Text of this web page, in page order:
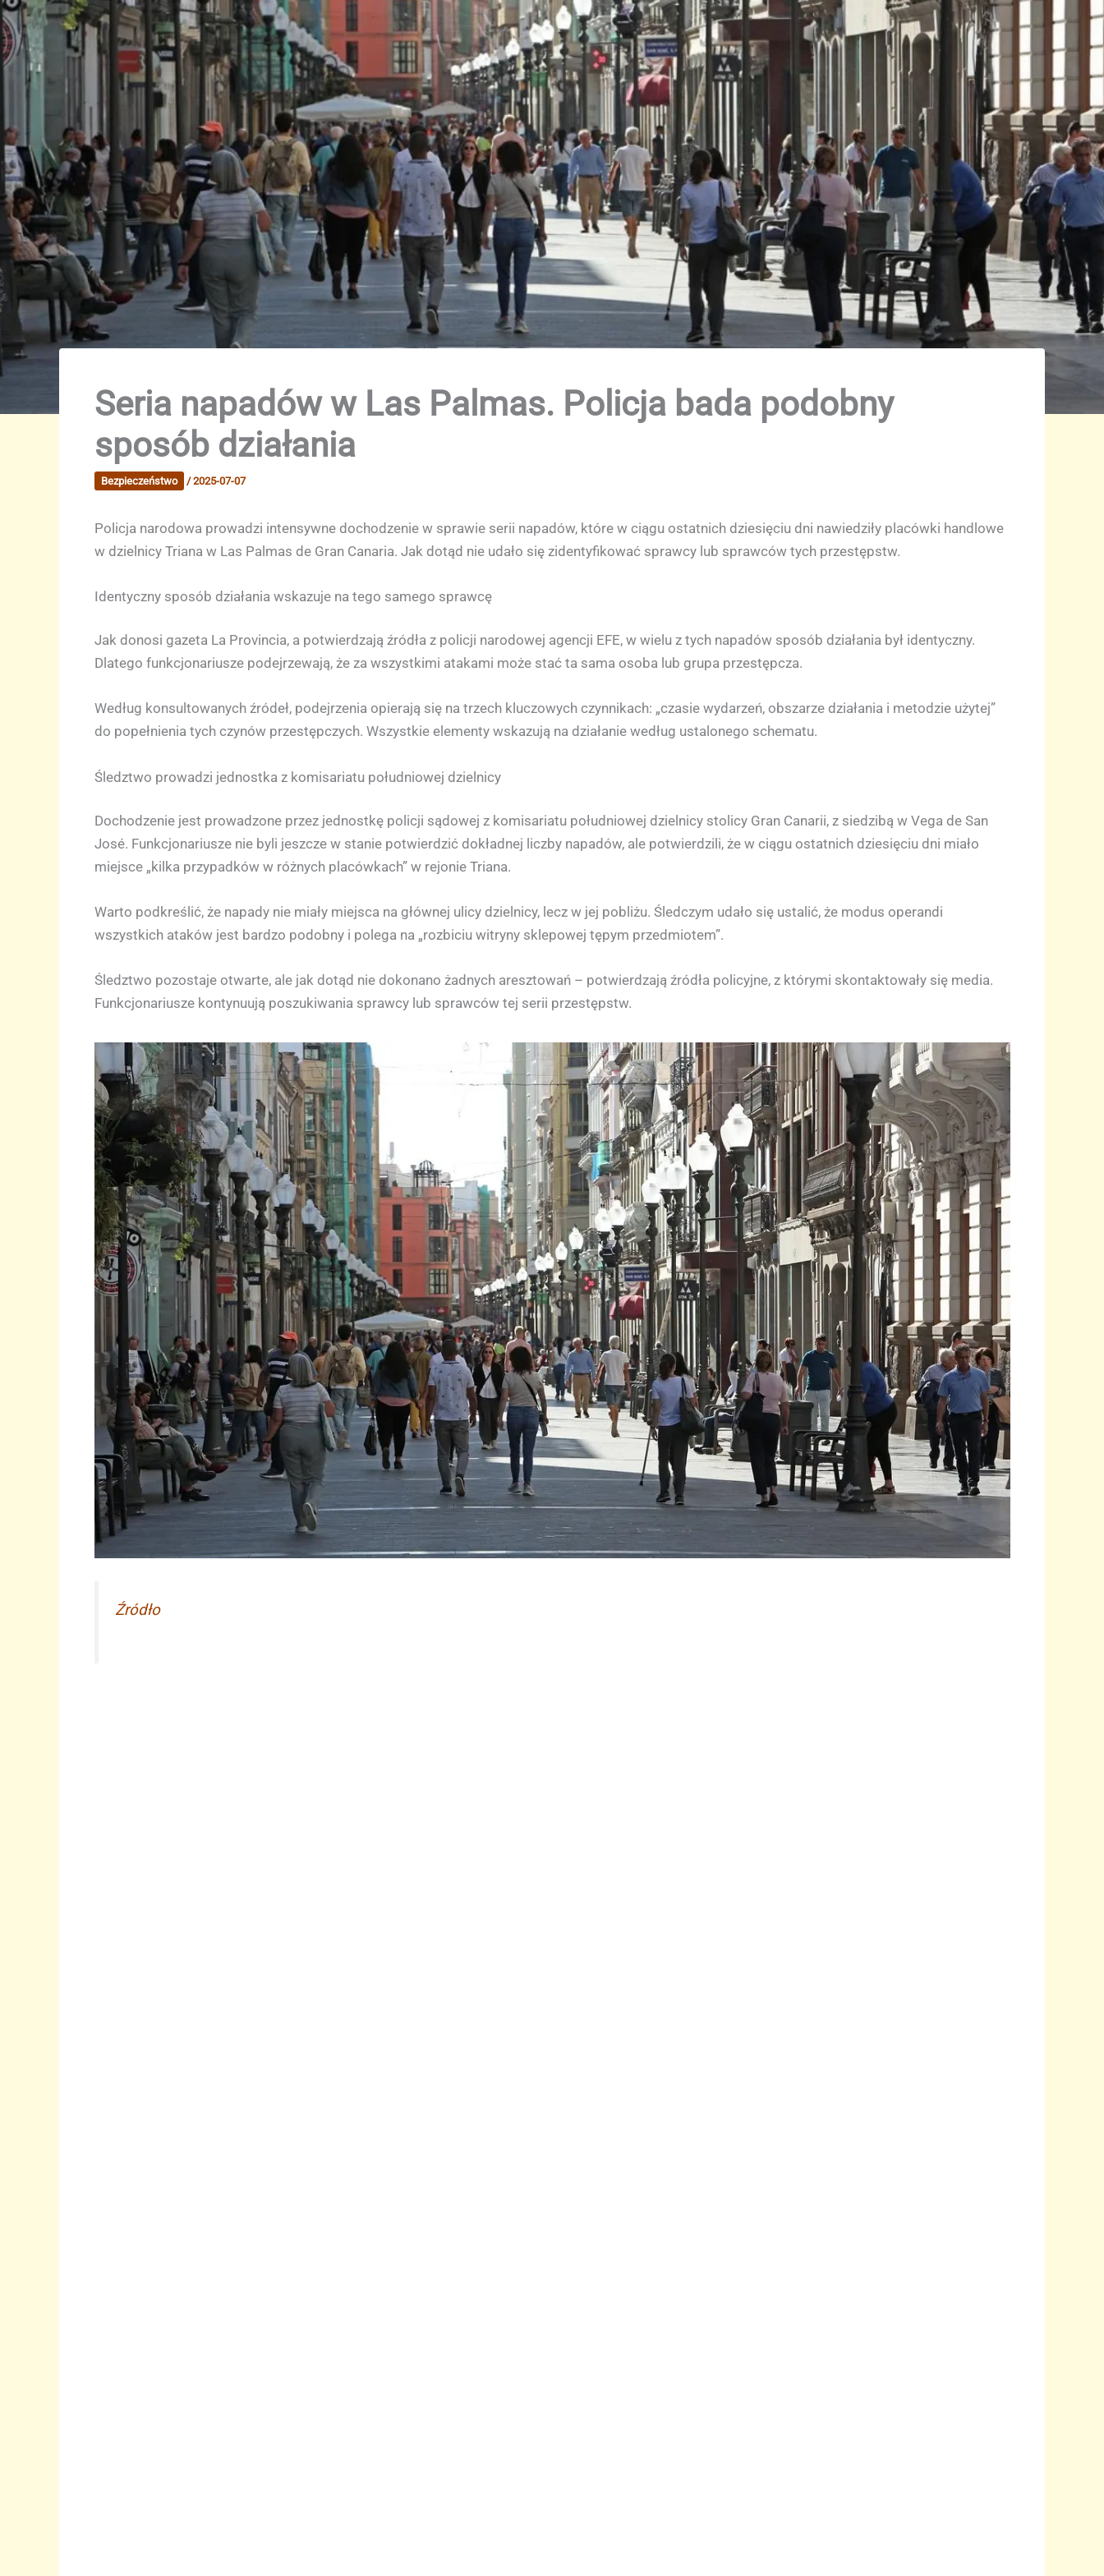
Seria napadów w Las Palmas. Policja bada podobny
sposób działania
Bezpieczeństwo /2025-07-07
Policja narodowa prowadzi intensywne dochodzenie w sprawie serii napadów, które w ciągu ostatnich dziesięciu dni nawiedziły placówki handlowe
w dzielnicy Triana w Las Palmas de Gran Canaria. Jak dotąd nie udało się zidentyfikować sprawcy lub sprawców tych przestępstw.
Identyczny sposób działania wskazuje na tego samego sprawcę
Jak donosi gazeta La Provincia, a potwierdzają źródła z policji narodowej agencji EFE, w wielu z tych napadów sposób działania był identyczny.
Dlatego funkcjonariusze podejrzewają, że za wszystkimi atakami może stać ta sama osoba lub grupa przestępcza.
Według konsultowanych źródeł, podejrzenia opierają się na trzech kluczowych czynnikach: „czasie wydarzeń, obszarze działania i metodzie użytej”
do popełnienia tych czynów przestępczych. Wszystkie elementy wskazują na działanie według ustalonego schematu.
Śledztwo prowadzi jednostka z komisariatu południowej dzielnicy
Dochodzenie jest prowadzone przez jednostkę policji sądowej z komisariatu południowej dzielnicy stolicy Gran Canarii, z siedzibą w Vega de San
José. Funkcjonariusze nie byli jeszcze w stanie potwierdzić dokładnej liczby napadów, ale potwierdzili, że w ciągu ostatnich dziesięciu dni miało
miejsce „kilka przypadków w różnych placówkach” w rejonie Triana.
Warto podkreślić, że napady nie miały miejsca na głównej ulicy dzielnicy, lecz w jej pobliżu. Śledczym udało się ustalić, że modus operandi
wszystkich ataków jest bardzo podobny i polega na „rozbiciu witryny sklepowej tępym przedmiotem”.
Śledztwo pozostaje otwarte, ale jak dotąd nie dokonano żadnych aresztowań – potwierdzają źródła policyjne, z którymi skontaktowały się media.
Funkcjonariusze kontynuują poszukiwania sprawcy lub sprawców tej serii przestępstw.
Źródło